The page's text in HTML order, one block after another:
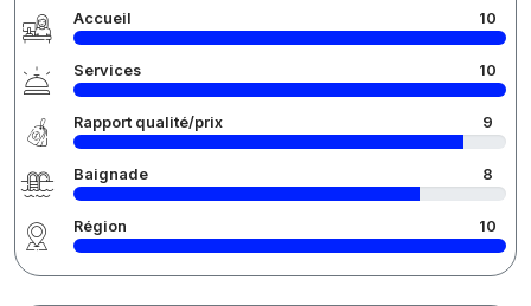
Accueil 10
Services 10
Rapport qualité/prix 9
Baignade 8
Région 10